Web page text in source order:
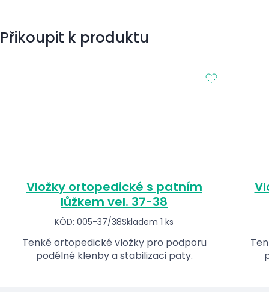
Přikoupit k produktu
Vložky ortopedické s patním
lůžkem vel. 37-38
KÓD: 005-37/38Skladem 1 ks
Tenké ortopedické vložky pro podporu
podélné klenby a stabilizaci paty.